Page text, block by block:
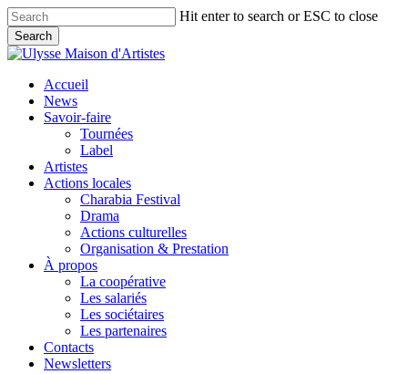
Skip
to
main
content
Hit enter to search or ESC to close
Search
Close
search
Menu
Accueil
News
Savoir-faire
Tournées
Label
Artistes
Actions locales
Charabia Festival
Drama
Actions culturelles
Organisation & Prestation
À propos
La coopérative
Les salariés
Les sociétaires
Les partenaires
Contacts
Newsletters